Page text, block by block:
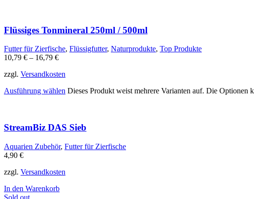
Flüssiges Tonmineral 250ml / 500ml
Futter für Zierfische, Flüssigfutter, Naturprodukte, Top Produkte
10,79 € – 16,79 €
zzgl. Versandkosten
Ausführung wählen Dieses Produkt weist mehrere Varianten auf. Die Optionen
StreamBiz DAS Sieb
Aquarien Zubehör, Futter für Zierfische
4,90 €
zzgl. Versandkosten
In den Warenkorb
Sold out